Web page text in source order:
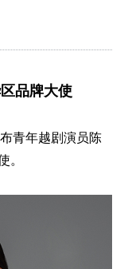
品牌大使
青年越剧演员陈